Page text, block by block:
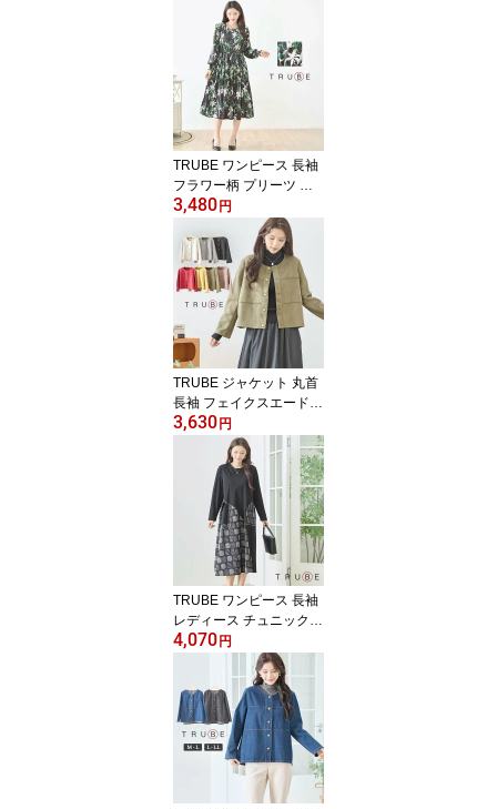
め レディース 秋 冬 L LL
大きいサイズ 黒 20代 30
代 40代 50代 60代 即日
発送 送料無料 体型カバ
ー ドレス 通勤 普段着 ワ
ンマイルウエア 旅行 ワ
ンピース532 N82-501
TRUBE ワンピース 長袖
フラワー柄 プリーツ チ
ュニック レディース 丸
首 膝下丈 婦人服 秋 冬 L
LL 大きいサイズ 黒 20代
30代 40代 50代 60代 即
日発送 送料無料 体型カ
バー ドレス 通勤 日常着
普段着 旅行 ワンピース5
31 N82-476
3,480 円
TRUBE ジャケット 丸首
長袖 フェイクスエード
前ボタン レディース チ
ュニック 大人可愛い き
れいめ 黒 赤 ベージュ モ
カ 秋 冬 M L 20代 30代 4
0代 50代 60代 普段着 通
勤 旅行 おしゃれ カジュ
アル 即日発送 送料無料
チュニック413 C02-205
B
3,630 円
TRUBE ワンピース 長袖
レディース チュニック
大人可愛い 膝下丈 アシ
ンメトリー 異素材切替
婦人服 洋服 秋 冬 M L 黒
ブラック 20代 30代 40代
50代 60代 即日発送 送料
無料 体型カバー 通勤 日
常着 旅行 重ね着 ワンピ
ース530 N83-387
4,070 円